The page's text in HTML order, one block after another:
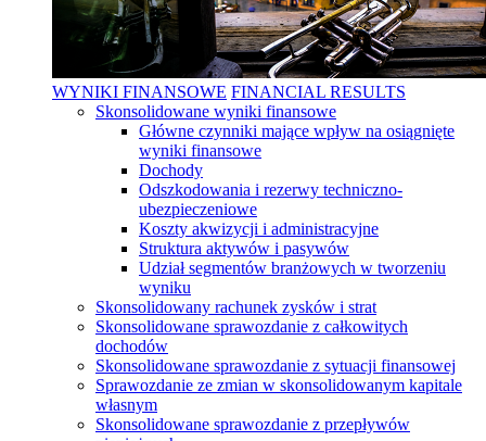
WYNIKI FINANSOWE FINANCIAL RESULTS
Skonsolidowane wyniki finansowe
Główne czynniki mające wpływ na osiągnięte
wyniki finansowe
Dochody
Odszkodowania i rezerwy techniczno-
ubezpieczeniowe
Koszty akwizycji i administracyjne
Struktura aktywów i pasywów
Udział segmentów branżowych w tworzeniu
wyniku
Skonsolidowany rachunek zysków i strat
Skonsolidowane sprawozdanie z całkowitych
dochodów
Skonsolidowane sprawozdanie z sytuacji finansowej
Sprawozdanie ze zmian w skonsolidowanym kapitale
własnym
Skonsolidowane sprawozdanie z przepływów